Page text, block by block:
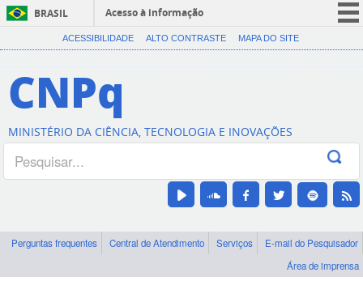
BRASIL
Acesso à informação
CORONAVÍRUS (COVID-19)
Canais
ACESSIBILIDADE ALTO CONTRASTE MAPA DO SITE
CNPq
MINISTÉRIO DA CIÊNCIA, TECNOLOGIA E INOVAÇÕES
Perguntas frequentes Central de Atendimento Serviços
E-mail do Pesquisador
Área de imprensa